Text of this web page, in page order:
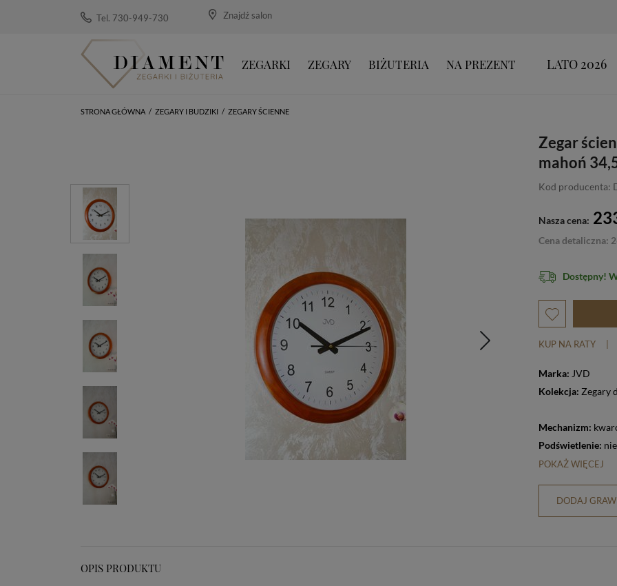
Tel. 730-949-730 Znajdź salon
ZEGARKI ZEGARY BIŻUTERIA NA PREZENT LATO 2026
STRONA GŁÓWNA / ZEGARY I BUDZIKI / ZEGARY ŚCIENNE
Zegar
mahoń
Kod producenta:
Nasza cena:
Cena detaliczna:
Dostępny!
KUP NA RATY
Marka: JVD
Kolekcja: Zegary
Mechanizm:
Podświetlenie: nie
POKAŻ WIĘCEJ
DODAJ
OPIS PRODUKTU